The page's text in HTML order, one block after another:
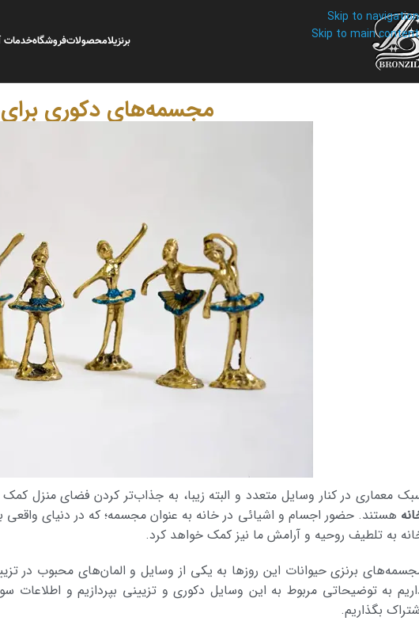
Skip to navigation
Skip to main content
برنزیلامحصولاتفروشگاهخدمات
مجسمه‌های دکوری برای
معماری در کنار وسایل متعدد و البته زیبا، به جذاب‌تر کردن فضای منزل
هستند. حضور اجسام و اشیائی در خانه به عنوان مجسمه؛ که در دنیای واقعی
به تلطیف روحیه و آرامش ما نیز کمک خواهد کرد.
برنزی حیوانات این روز‌ها به یکی از وسایل و المان‌های محبوب در
به توضیحاتی مربوط به این وسایل دکوری و تزیینی بپردازیم و اطلاعات
بگذاریم.